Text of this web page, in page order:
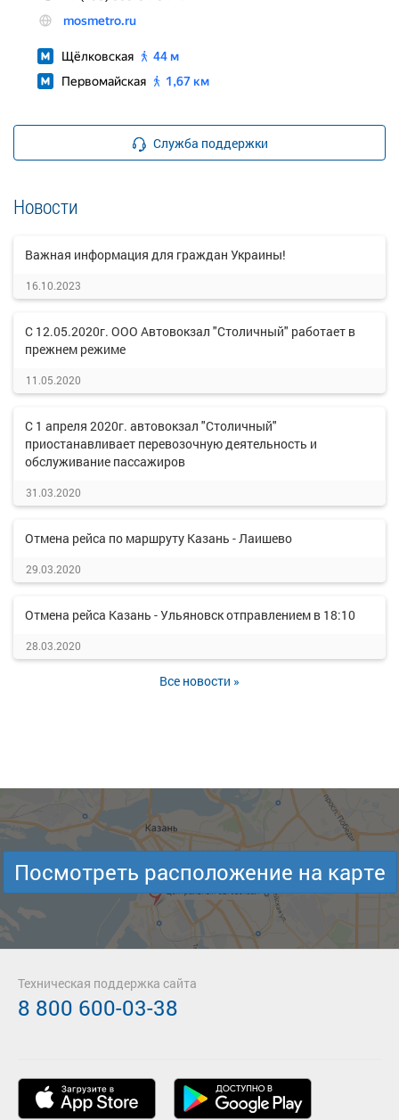
Служба поддержки
Новости
Важная информация для граждан Украины!
16.10.2023
С 12.05.2020г. ООО Автовокзал "Столичный" работает в
прежнем режиме
11.05.2020
С 1 апреля 2020г. автовокзал "Столичный"
приостанавливает перевозочную деятельность и
обслуживание пассажиров
31.03.2020
Отмена рейса по маршруту Казань - Лаишево
29.03.2020
Отмена рейса Казань - Ульяновск отправлением в 18:10
28.03.2020
Все новости »
Посмотреть расположение на карте
Техническая поддержка сайта
8 800 600-03-38